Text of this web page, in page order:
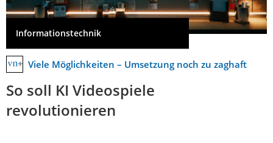
Informationstechnik
Viele Möglichkeiten – Umsetzung noch zu zaghaft
So soll KI Videospiele
revolutionieren